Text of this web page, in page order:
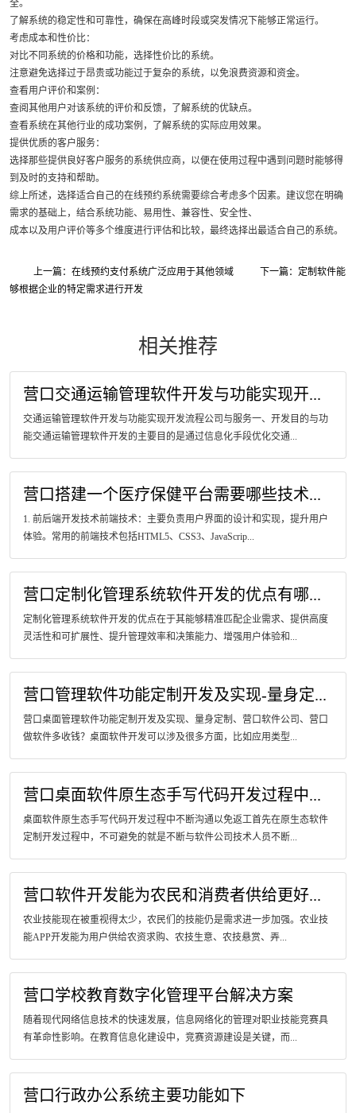
全。
了解系统的稳定性和可靠性，确保在高峰时段或突发情况下能够正常运行。
考虑成本和性价比：
对比不同系统的价格和功能，选择性价比的系统。
注意避免选择过于昂贵或功能过于复杂的系统，以免浪费资源和资金。
查看用户评价和案例：
查阅其他用户对该系统的评价和反馈，了解系统的优缺点。
查看系统在其他行业的成功案例，了解系统的实际应用效果。
提供优质的客户服务：
选择那些提供良好客户服务的系统供应商，以便在使用过程中遇到问题时能够得
到及时的支持和帮助。
综上所述，选择适合自己的在线预约系统需要综合考虑多个因素。建议您在明确
需求的基础上，结合系统功能、易用性、兼容性、安全性、
成本以及用户评价等多个维度进行评估和比较，最终选择出最适合自己的系统。
上一篇：在线预约支付系统广泛应用于其他领域
下一篇：定制软件能
够根据企业的特定需求进行开发
相关推荐
营口交通运输管理软件开发与功能实现开...
交通运输管理软件开发与功能实现开发流程公司与服务一、开发目的与功
能交通运输管理软件开发的主要目的是通过信息化手段优化交通...
营口搭建一个医疗保健平台需要哪些技术...
1. 前后端开发技术前端技术：主要负责用户界面的设计和实现，提升用户
体验。常用的前端技术包括HTML5、CSS3、JavaScrip...
营口定制化管理系统软件开发的优点有哪...
定制化管理系统软件开发的优点在于其能够精准匹配企业需求、提供高度
灵活性和可扩展性、提升管理效率和决策能力、增强用户体验和...
营口管理软件功能定制开发及实现-量身定...
营口桌面管理软件功能定制开发及实现、量身定制、营口软件公司、营口
做软件多收钱？桌面软件开发可以涉及很多方面，比如应用类型...
营口桌面软件原生态手写代码开发过程中...
桌面软件原生态手写代码开发过程中不断沟通以免返工首先在原生态软件
定制开发过程中，不可避免的就是不断与软件公司技术人员不断...
营口软件开发能为农民和消费者供给更好...
农业技能现在被重视得太少，农民们的技能仍是需求进一步加强。农业技
能APP开发能为用户供给农资求购、农技生意、农技悬赏、弄...
营口学校教育数字化管理平台解决方案
随着现代网络信息技术的快速发展，信息网络化的管理对职业技能竞赛具
有革命性影响。在教育信息化建设中，竞赛资源建设是关键，而...
营口行政办公系统主要功能如下